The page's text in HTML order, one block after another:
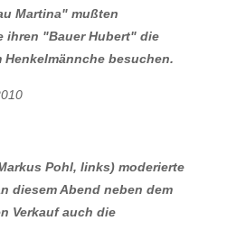
Martina" mußten
ihren "Bauer Hubert" die
Henkelmännche besuchen.
Pohl, links) moderierte
diesem Abend neben dem
Verkauf auch die